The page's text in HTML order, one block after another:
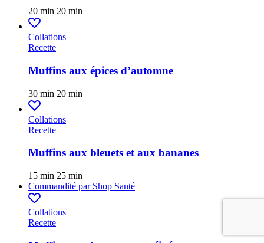
20 min 20 min
Collations
Recette
Muffins aux épices d’automne
30 min 20 min
Collations
Recette
Muffins aux bleuets et aux bananes
15 min 25 min
Commandité par Shop Santé
Collations
Recette